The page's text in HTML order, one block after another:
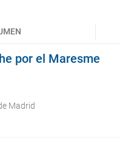
por el Maresme
Madrid